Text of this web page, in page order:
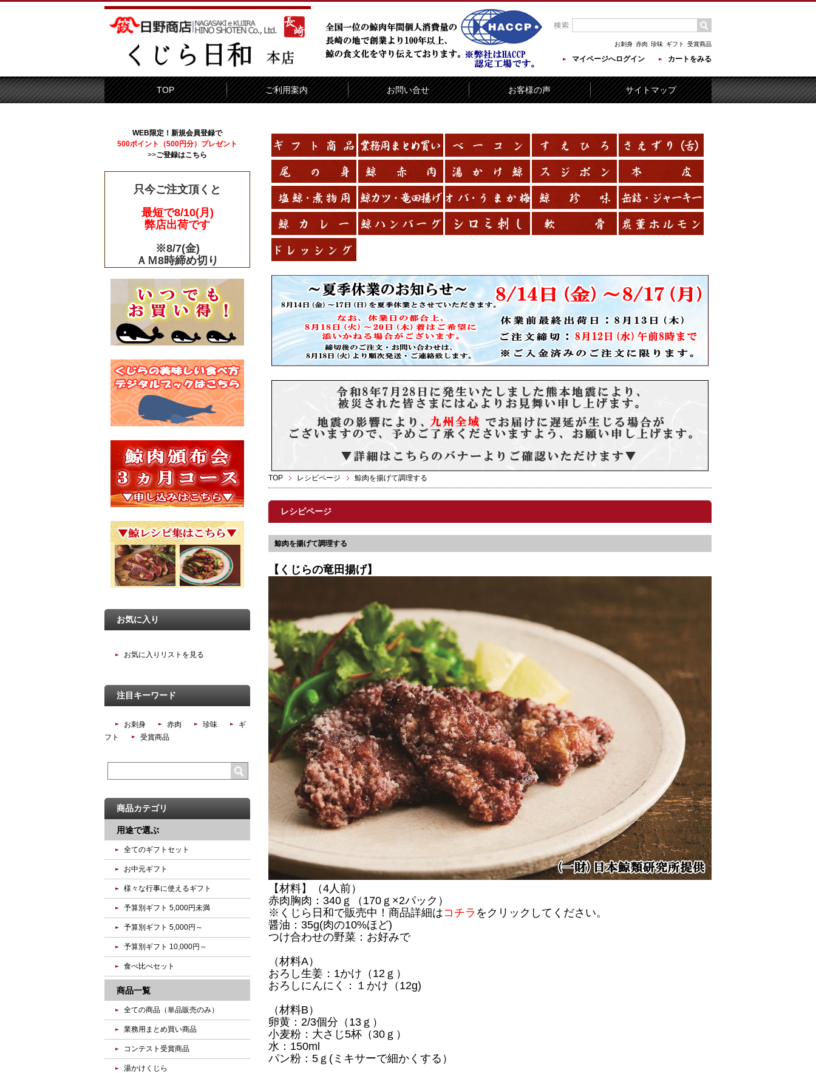
お刺身 赤肉 珍味 ギフト 受賞商品
マイページへログイン カートをみる
TOP ご利用案内 お問い合せ お客様の声 サイトマップ
TOP レシピページ 鯨肉を揚げて調理する
レシピページ
鯨肉を揚げて調理する
【くじらの竜田揚げ】
【材料】（4人前）
赤肉胸肉：340ｇ（170ｇ×2パック）
※くじら日和で販売中！商品詳細はコチラ をクリックしてください。
醤油：35g(肉の10%ほど)
つけ合わせの野菜：お好みで
（材料A）
おろし生姜：1かけ（12ｇ）
おろしにんにく：１かけ（12g)
（材料B）
卵黄：2/3個分（13ｇ）
小麦粉：大さじ5杯（30ｇ）
水：150ml
パン粉：5ｇ(ミキサーで細かくする）
WEB限定！新規会員登録で
500ポイント（500円分）プレゼント
>>ご登録はこちら
只今ご注文頂くと
最短で8/10(月)
弊店出荷です
※8/7(金)
ＡＭ8時締め切り
お気に入り
お気に入りリストを見る
注目キーワード
お刺身 赤肉 珍味
ギ
フト
受賞商品
商品カテゴリ
用途で選ぶ
全てのギフトセット
お中元ギフト
様々な行事に使えるギフト
予算別ギフト 5,000円未満
予算別ギフト 5,000円～
予算別ギフト 10,000円～
食べ比べセット
商品一覧
全ての商品（単品販売のみ）
業務用まとめ買い商品
コンテスト受賞商品
湯かけくじら